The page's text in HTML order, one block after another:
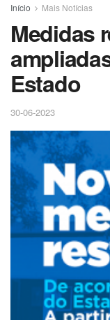
Início Mais Notícias
Medidas
Estado
30-06-2023